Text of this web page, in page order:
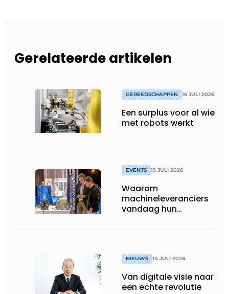
Gerelateerde artikelen
GEREEDSCHAPPEN 16 JULI 2026
Een surplus voor al wie
met robots werkt
EVENTS 15 JULI 2026
Waarom
machineleveranciers
vandaag hun
NIEUWS 14 JULI 2026
Van digitale visie naar
een echte revolutie